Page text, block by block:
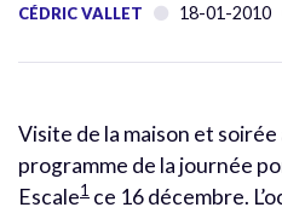
CÉDRIC VALLET 18-01-2010
Visite de la maison et
programme de la journée
Escale1 ce 16 décembre.